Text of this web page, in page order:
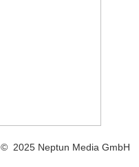
© 2025 Neptun Media GmbH